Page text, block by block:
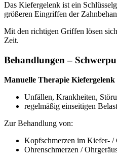
Das Kiefergelenk ist ein
größeren Eingriffen der
Mit den richtigen Griffen lösen
Zeit.
Behandlungen –
Manuelle Therapie Kiefergelenk
Unfällen, Krankheiten,
regelmäßig einseitigen
Zur Behandlung von:
Kopfschmerzen im Kiefer- /
Ohrenschmerzen /